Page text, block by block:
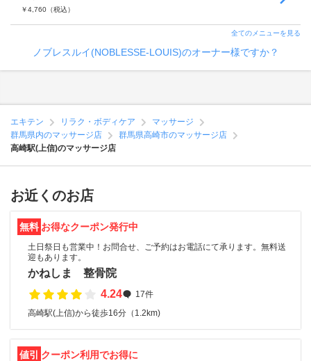
￥4,760 （税込）
全てのメニューを見る
ノブレスルイ(NOBLESSE‐LOUIS)のオーナー様ですか？
エキテン リラク・ボディケア
マッサージ
群馬県内のマッサージ店
群馬県高崎市のマッサージ店
高崎駅(上信)のマッサージ店
お近くのお店
無料 お得なクーポン発行中
土日祭日も営業中！お問合せ、ご予約はお電話にて承ります。無料送
迎もあります。
かねしま 整骨院
4.24
17件
高崎駅(上信)から徒歩16分（1.2km)
値引 クーポン利用でお得に